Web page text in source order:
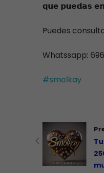
𝗾𝘂𝗲 𝗽𝘂𝗲𝗱𝗮𝘀
Puedes
Whatssapp:
#smolkay